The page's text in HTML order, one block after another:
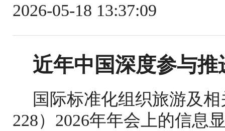
2026-05-18 13:37:09
近年中国深度参与
国际标准化组织旅游及
228）2026年年会上的信息